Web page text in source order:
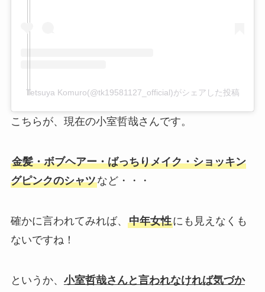
Tetsuya Komuro(@tk19581127_official)がシェアした投稿
こちらが、現在の小室哲哉さんです。
金髪・ボブヘアー・ばっちりメイク・ショッキン
グピンクのシャツなど・・・
確かに言われてみれば、 中年女性にも見えなくも
ないですね！
というか、 小室哲哉さんと言われなければ気づか